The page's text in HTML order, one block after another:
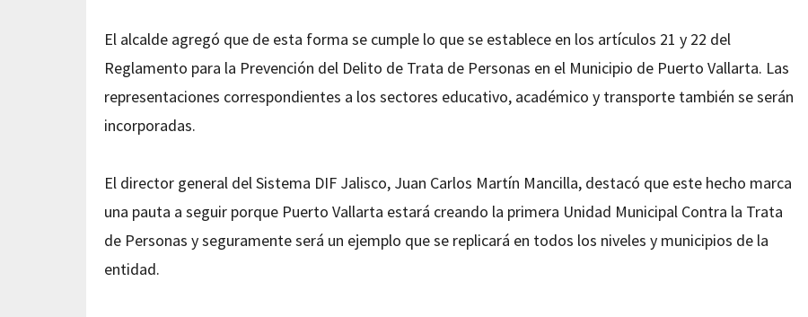
El alcalde agregó que de esta forma se cumple lo que se establece en los artículos 21 y 22 del
Reglamento para la Prevención del Delito de Trata de Personas en el Municipio de Puerto Vallarta. Las
representaciones correspondientes a los sectores educativo, académico y transporte también se serán
incorporadas.
El director general del Sistema DIF Jalisco, Juan Carlos Martín Mancilla, destacó que este hecho marca
una pauta a seguir porque Puerto Vallarta estará creando la primera Unidad Municipal Contra la Trata
de Personas y seguramente será un ejemplo que se replicará en todos los niveles y municipios de la
entidad.